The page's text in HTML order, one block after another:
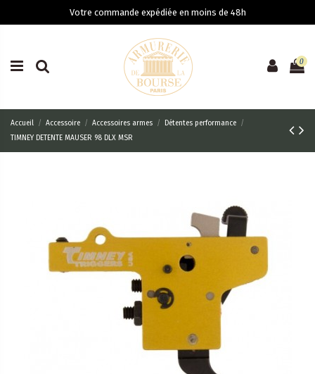
Votre commande expédiée en moins de 48h
0
Accueil Accessoire Accessoires armes
Détentes performance
TIMNEY DETENTE MAUSER 98 DLX MSR